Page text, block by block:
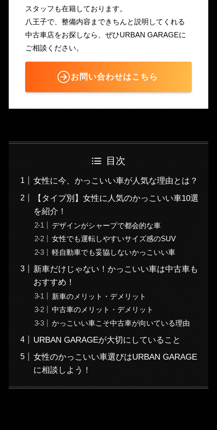
スタッフも在籍しております。
八王子で、整備内容まできちんと説明してくれる
中古車店をお探しなら、ぜひURBAN GARAGEに
ご相談ください。
お問い合わせはこちら
目次
女性に今、かっこいい車が人気な理由とは？
【タイプ別】女性に人気のかっこいい車10選
を紹介！
デザインがシャープで都会的な車
女性でも運転しやすいサイズ感のSUV
軽自動車でも妥協しないかっこいい車
新車だけじゃない！かっこいい車は中古車も
おすすめ！
新車のメリット・デメリット
中古車のメリット・デメリット
かっこいい車こそ中古車が向いている理由
URBAN GARAGEが大切にしていること
女性のかっこいい車選びはURBAN GARAGE
に相談しよう！